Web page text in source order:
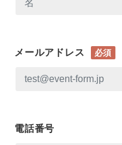
メールアドレス 必須
電話番号